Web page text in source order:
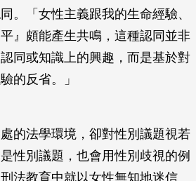
。「女性主義跟我的生命經驗、
』頗能產生共鳴，這種認同並非
同或知識上的興趣，而是基於對
的反省。」
的法學環境，卻對性別議題視若
性別議題，也會用性別歧視的例
法教育中就以女性無知地迷信